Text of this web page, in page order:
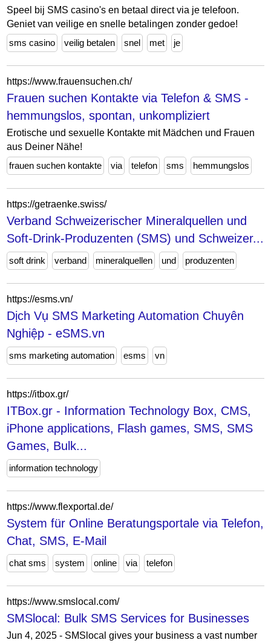
Speel bij SMS casino's en betaal direct via je telefoon.
Geniet van veilige en snelle betalingen zonder gedoe!
sms casino
veilig betalen snel met je
https://www.frauensuchen.ch/
Frauen suchen Kontakte via Telefon & SMS -
hemmungslos, spontan, unkompliziert
Erotische und sexuelle Kontakte mit Mädchen und Frauen
aus Deiner Nähe!
frauen suchen kontakte
via telefon sms hemmungslos
https://getraenke.swiss/
Verband Schweizerischer Mineralquellen und
Soft-Drink-Produzenten (SMS) und Schweizer...
soft drink verband mineralquellen und produzenten
https://esms.vn/
Dịch Vụ SMS Marketing Automation Chuyên
Nghiệp - eSMS.vn
sms marketing automation esms vn
https://itbox.gr/
ITBox.gr - Information Technology Box, CMS,
iPhone applications, Flash games, SMS, SMS
Games, Bulk...
information technology
https://www.flexportal.de/
System für Online Beratungsportale via Telefon,
Chat, SMS, E-Mail
chat sms system online via telefon
https://www.smslocal.com/
SMSlocal: Bulk SMS Services for Businesses
Jun 4, 2025 - SMSlocal gives your business a vast number